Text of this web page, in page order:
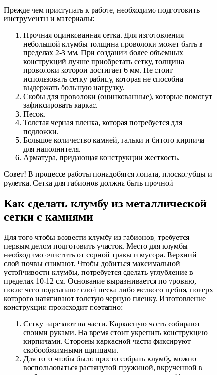
Прежде чем приступать к работе, необходимо подготовить
инструменты и материалы:
Прочная оцинкованная сетка. Для изготовления
небольшой клумбы толщина проволоки может быть в
пределах 2-3 мм. При создании более объемных
конструкций лучше приобретать сетку, толщина
проволоки которой достигает 6 мм. Не стоит
использовать сетку рабицу, которая не способна
выдержать большую нагрузку.
Скобы для проволоки (оцинкованные), которые помогут
зафиксировать каркас.
Песок.
Толстая черная пленка, которая потребуется для
подложки.
Большое количество камней, гальки и битого кирпича
для наполнителя.
Арматура, придающая конструкции жесткость.
Совет! В процессе работы понадобятся лопата, плоскогубцы и
рулетка. Сетка для габионов должна быть прочной
Как сделать клумбу из металлической
сетки с камнями
Для того чтобы возвести клумбу из габионов, требуется
первым делом подготовить участок. Место для клумбы
необходимо очистить от сорной травы и мусора. Верхний
слой почвы снимают. Чтобы добиться максимальной
устойчивости клумбы, потребуется сделать углубление в
пределах 10-12 см. Основание выравнивается по уровню,
после чего подсыпают слой песка либо мелкого щебня, поверх
которого натягивают толстую черную пленку. Изготовление
конструкции происходит поэтапно:
Сетку нарезают на части. Каркасную часть собирают
своими руками. На время стоит укрепить конструкцию
кирпичами. Стороны каркасной части фиксируют
скобообжимными щипцами.
Для того чтобы было просто собрать клумбу, можно
воспользоваться растянутой пружиной, вкрученной в